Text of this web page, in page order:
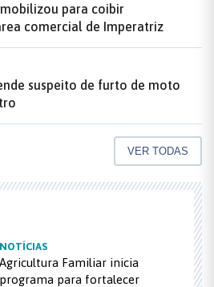
para coibir
comercial de Imperatriz
suspeito de furto de moto
VER TODAS
NOTÍCIAS
Agricultura Familiar inicia
programa para fortalecer